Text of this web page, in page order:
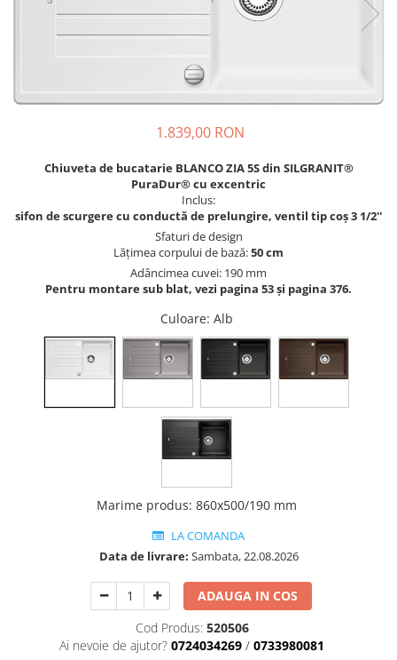
chiuvete
Accesorii chiuvete bucatarie
Suporti burete
Tavita scurgere vase/legume/fructe
Combine frigorifice
Espressoare cafea
Masina de spalat vase
Termostate si senzori Livolo
Sonerii electrice
Module
1.839,00 RON
Chiuveta de bucatarie BLANCO ZIA 5S din SILGRANIT®
PuraDur® cu excentric
Inclus:
sifon de scurgere cu conductă de prelungire, ventil tip coș 3 1/2''
Sfaturi de design
Lățimea corpului de bază:50 cm
Adâncimea cuvei: 190 mm
Pentru montare sub blat, vezi pagina 53 și pagina 376.
Culoare: Alb
Marime produs: 860x500/190 mm
LA COMANDA
Data de livrare: Sambata, 22.08.2026
ADAUGA IN COS
Cod Produs: 520506
Ai nevoie de ajutor? 0724034269 / 0733980081